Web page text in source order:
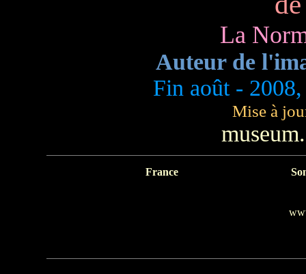
La
Auteur de
Fin août -
Mise à
France